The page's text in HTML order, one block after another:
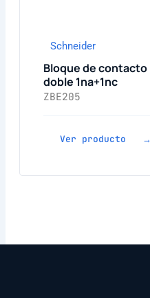
Schneider
Bloque de contacto
doble 1na+1nc
ZBE205
Ver producto →